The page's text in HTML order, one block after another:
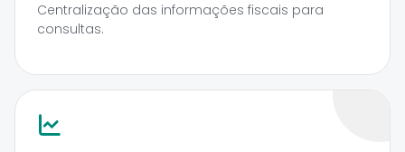
Centralização das informações fiscais para
consultas.